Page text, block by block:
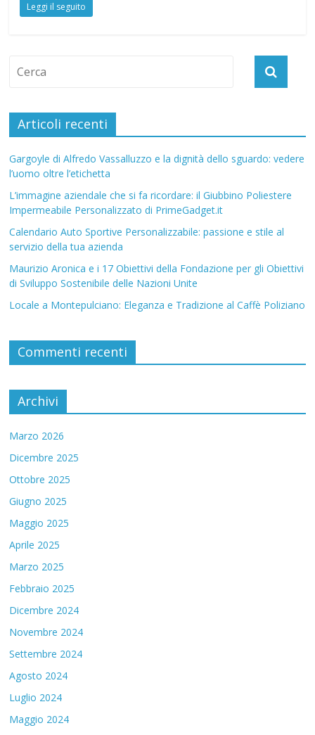
Leggi il seguito
Articoli recenti
Gargoyle di Alfredo Vassalluzzo e la dignità dello sguardo: vedere
l’uomo oltre l’etichetta
L’immagine aziendale che si fa ricordare: il Giubbino Poliestere
Impermeabile Personalizzato di PrimeGadget.it
Calendario Auto Sportive Personalizzabile: passione e stile al
servizio della tua azienda
Maurizio Aronica e i 17 Obiettivi della Fondazione per gli Obiettivi
di Sviluppo Sostenibile delle Nazioni Unite
Locale a Montepulciano: Eleganza e Tradizione al Caffè Poliziano
Commenti recenti
Archivi
Marzo 2026
Dicembre 2025
Ottobre 2025
Giugno 2025
Maggio 2025
Aprile 2025
Marzo 2025
Febbraio 2025
Dicembre 2024
Novembre 2024
Settembre 2024
Agosto 2024
Luglio 2024
Maggio 2024